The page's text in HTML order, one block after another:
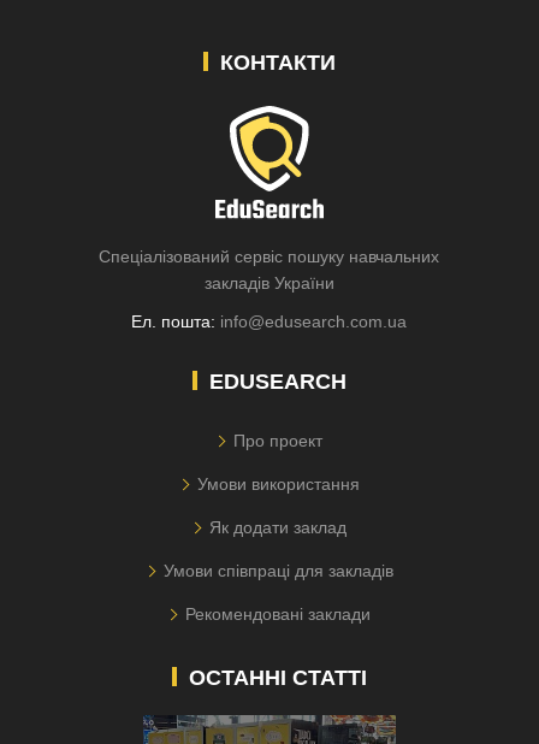
КОНТАКТИ
Спеціалізований сервіс пошуку навчальних
закладів України
Ел. пошта: info@edusearch.com.ua
EDUSEARCH
Про проект
Умови використання
Як додати заклад
Умови співпраці для закладів
Рекомендовані заклади
ОСТАННІ СТАТТІ